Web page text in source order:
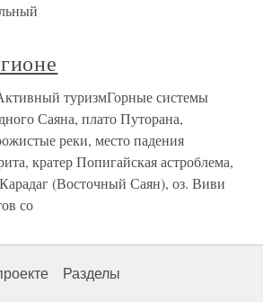
туризмГорные системы
Саяна, плато Путорана,
реки, место падения
кратер Попигайская астроблема,
(Восточный Саян), оз. Виви
со
Разделы